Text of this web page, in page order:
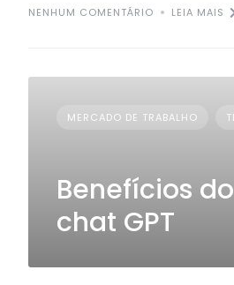
NENHUM COMENTÁRIO
LEIA MAIS
MERCADO DE TRABALHO
Benefícios
chat GPT